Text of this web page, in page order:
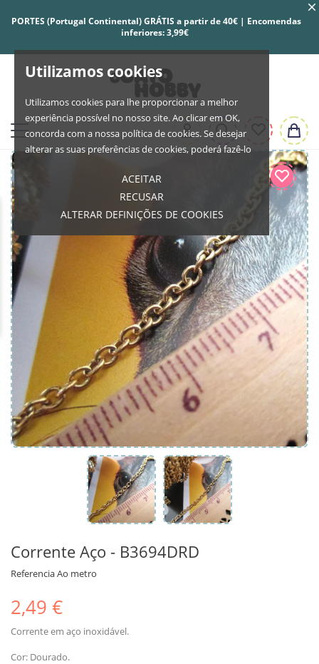
Utilizamos cookies
Utilizamos cookies para lhe proporcionar a melhor
experiência possível no nosso site. Ao clicar em OK,
concorda com a nossa política de cookies. Se desejar
alterar as suas preferências de cookies, poderá fazê-lo
ACEITAR
RECUSAR
ALTERAR DEFINIÇÕES DE COOKIES
PORTES (Portugal Continental) GRÁTIS a partir de 40€ | Encomendas
inferiores: 3,99€
Corrente Aço - B3694DRD
ReferenciaAo metro
2,49 €
Corrente em aço inoxidável.
Cor: Dourado.